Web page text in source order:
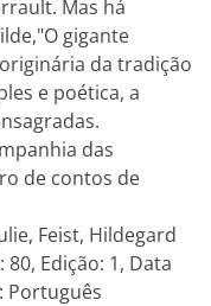
Mas há
gigante
da tradição
e poética, a
das
de contos de
Feist, Hildegard
Edição: 1, Data
Português